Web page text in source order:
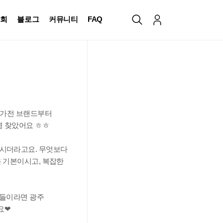
블로그 커뮤니티 FAQ
전 브랜드부터
찾았어요 ㅎㅎ
더라고요. 무엇보다
기본이시고, 복잡한
이라면 광주
❤